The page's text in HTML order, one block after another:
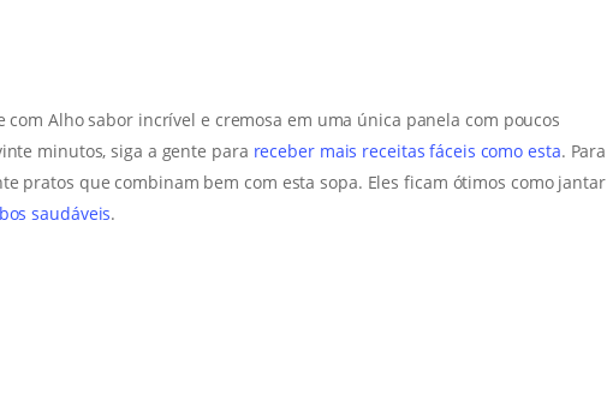
com Alho sabor incrível e cremosa em uma única panela com poucos
minutos, siga a gente para receber mais receitas fáceis como esta. Para
pratos que combinam bem com esta sopa. Eles ficam ótimos como jantar
saudáveis.